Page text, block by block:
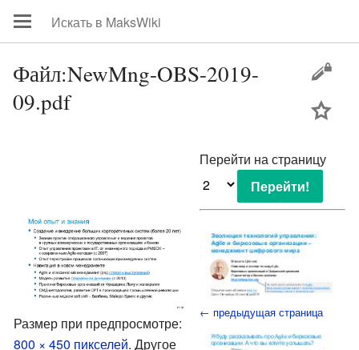
Файл:NewMng-OBS-2019-
09.pdf
Размер при предпросмотре:
800 × 450 пикселей. Другое
Перейти на страницу
← предыдущая страница